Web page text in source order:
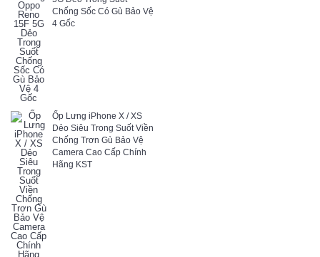
Chống Sốc Có Gù Bảo Vệ
4 Gốc
Ốp Lưng iPhone X / XS
Dẻo Siêu Trong Suốt Viền
Chống Trơn Gù Bảo Vệ
Camera Cao Cấp Chính
Hãng KST